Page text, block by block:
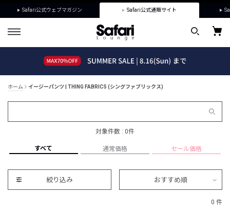
Safari公式ウェブマガジン Safari公式通販サイト
ホーム イージーパンツ | THING FABRICS (シングファブリックス)
対象件数 : 0件
すべて 通常価格 セール価格
絞り込み おすすめ順
0 件